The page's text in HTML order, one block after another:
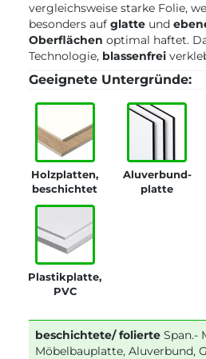
vergleichsweise starke Folie,
besonders aufglatte und
Oberflächen optimal haftet.
Technologie, blassenfrei
Geeignete Untergründe:
Holzplatten,
beschichtet
Aluverbund-
platte
Plastikplatte,
PVC
beschichtete/ folierte Span.-
Möbelbauplatte, Aluverbund,